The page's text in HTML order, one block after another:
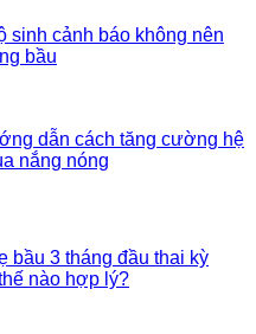
sinh cảnh báo không nên
bầu
dẫn cách tăng cường hệ
nắng nóng
bầu 3 tháng đầu thai kỳ
nào hợp lý?